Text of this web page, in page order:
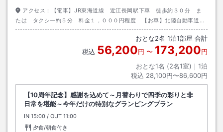
アクセス：
【電車】JR東海道線 近江長岡駅下車 徒歩約３０分 ま
たは タクシー約５分 料金１，０００円程度 【お車】北陸自動車道
米原Ｉ．Ｃより 国道２１号線／県道１９号線利用 北方交差点を右折し
おとな2名 1泊1部屋 合計
税込 56,200円 〜 173,200円
おとな1名 (2名1室)｜ 1泊
税込 28,100円〜86,600円
【10周年記念】感謝を込めて～月替わりで四季の彩りと非
日常を堪能～今年だけの特別なグランピングプラン
IN チェックイン
15:00 / OUT チェックアウト
11:00
夕食/朝食付き